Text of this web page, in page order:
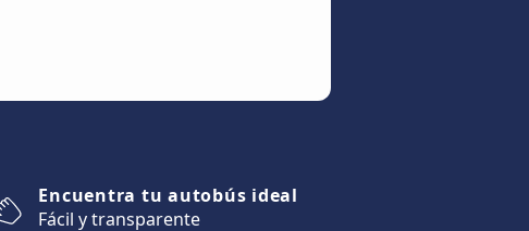
Encuentra tu autobús ideal
Fácil y transparente